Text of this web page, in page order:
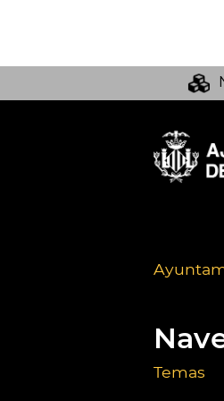
Temas